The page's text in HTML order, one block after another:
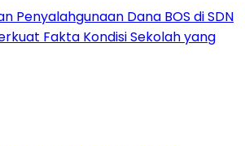
Penyalahgunaan Dana BOS di SDN
Fakta Kondisi Sekolah yang